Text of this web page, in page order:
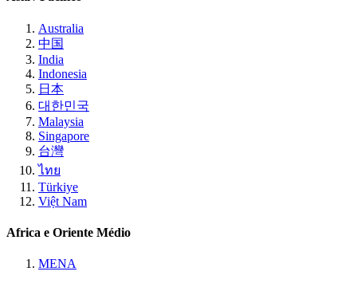
Australia
中国
India
Indonesia
日本
대한민국
Malaysia
Singapore
台灣
ไทย
Türkiye
Việt Nam
Africa e Oriente Médio
MENA